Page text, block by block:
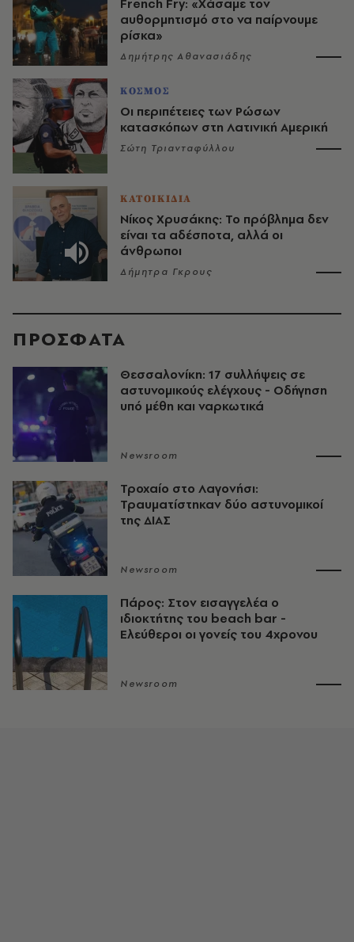
French Fry: «Χάσαμε τον
αυθορμητισμό στο να παίρνουμε
ρίσκα»
Δημήτρης Αθανασιάδης
ΚΟΣΜΟΣ
Οι περιπέτειες των Ρώσων
κατασκόπων στη Λατινική Αμερική
Σώτη Τριανταφύλλου
ΚΑΤΟΙΚΙΔΙΑ
Νίκος Χρυσάκης: Το πρόβλημα δεν
είναι τα αδέσποτα, αλλά οι
άνθρωποι
Δήμητρα Γκρους
ΠΡΟΣΦΑΤΑ
Θεσσαλονίκη: 17 συλλήψεις σε
αστυνομικούς ελέγχους - Οδήγηση
υπό μέθη και ναρκωτικά
Newsroom
Τροχαίο στο Λαγονήσι:
Τραυματίστηκαν δύο αστυνομικοί
της ΔΙΑΣ
Newsroom
Πάρος: Στον εισαγγελέα ο
ιδιοκτήτης του beach bar -
Ελεύθεροι οι γονείς του 4χρονου
Newsroom